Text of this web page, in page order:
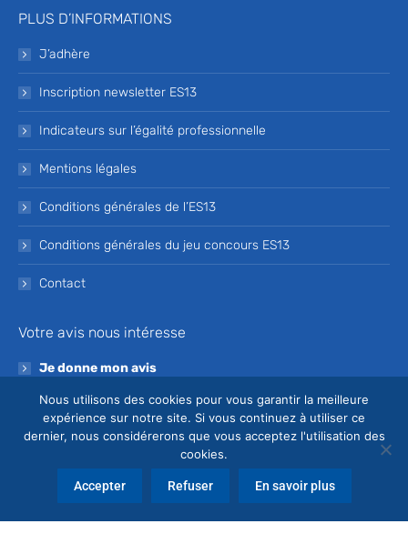
PLUS D’INFORMATIONS
J’adhère
Inscription newsletter ES13
Indicateurs sur l’égalité professionnelle
Mentions légales
Conditions générales de l’ES13
Conditions générales du jeu concours ES13
Contact
Votre avis nous intéresse
Je donne mon avis
Devenez bénévole de l’ES13
Je souhaite devenir bénévole à l’ES13
Nous utilisons des cookies pour vous garantir la meilleure
expérience sur notre site. Si vous continuez à utiliser ce
dernier, nous considérerons que vous acceptez l'utilisation des
cookies.
Accepter Refuser En savoir plus